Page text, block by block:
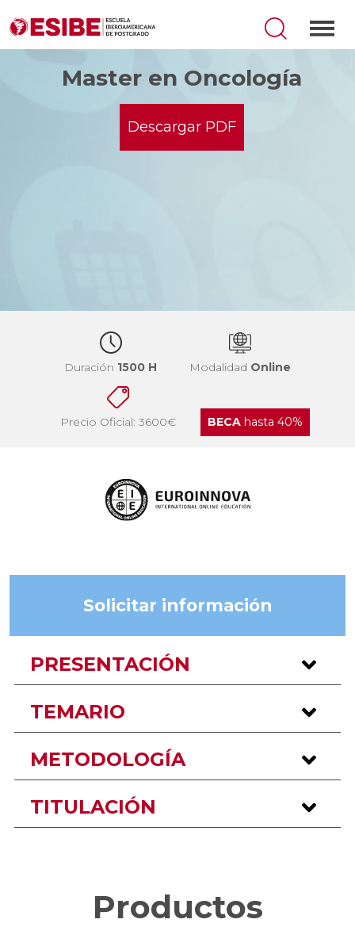
Master en Oncología
Descargar PDF
Duración 1500 H Modalidad Online
Precio Oficial: 3600€ BECAhasta 40%
Solicitar información
PRESENTACIÓN
TEMARIO
METODOLOGÍA
TITULACIÓN
Productos